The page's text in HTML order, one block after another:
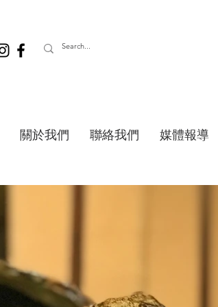
關於我們 聯絡我們 媒體報導